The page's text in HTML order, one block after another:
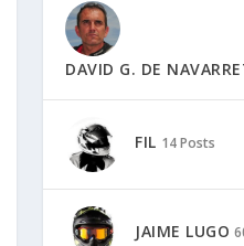
DAVID G. DE
FIL 14 Posts
JAIME LUGO